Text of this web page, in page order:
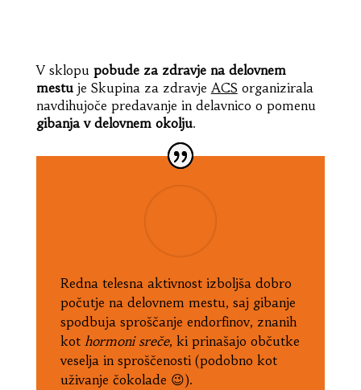
V sklopu pobude za zdravje na delovnem
mestuje Skupina za zdravje ACS organizirala
navdihujoče predavanje in delavnico o pomenu
gibanja v delovnem okolju.
Redna telesna aktivnost izboljša dobro
počutje na delovnem mestu, saj gibanje
spodbuja sproščanje endorfinov, znanih
kot hormoni sreče, ki prinašajo občutke
veselja in sproščenosti (podobno kot
uživanje čokolade 😉).